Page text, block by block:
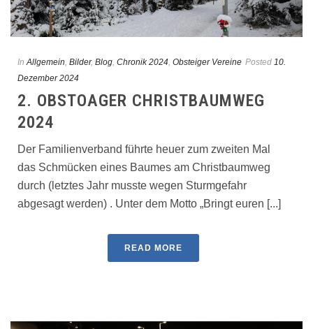
In Allgemein, Bilder, Blog, Chronik 2024, Obsteiger Vereine Posted 10.
Dezember 2024
2. OBSTOAGER CHRISTBAUMWEG
2024
Der Familienverband führte heuer zum zweiten Mal
das Schmücken eines Baumes am Christbaumweg
durch (letztes Jahr musste wegen Sturmgefahr
abgesagt werden) . Unter dem Motto „Bringt euren [...]
READ MORE